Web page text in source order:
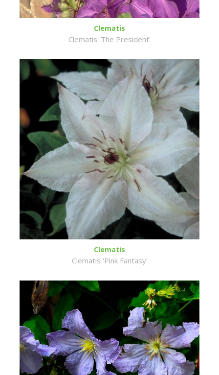
Clematis
Clematis 'The President'
Clematis
Clematis 'Pink Fantasy'